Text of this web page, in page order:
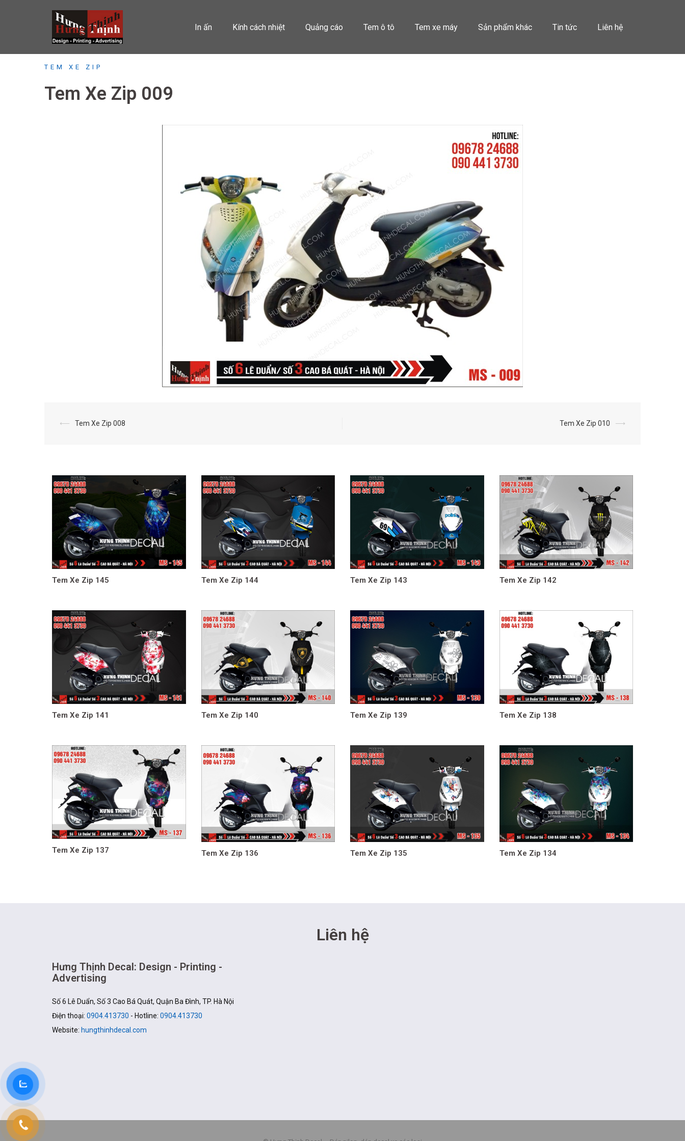
In ấn Kính cách nhiệt Quảng cáo Tem ô tô Tem xe máy Sản phẩm khác Tin tức Liên hệ
TEM XE ZIP
Tem Xe Zip 009
Post
⟵ Tem Xe Zip 008 Tem Xe Zip 010 ⟶
Tem Xe Zip 145 Tem Xe Zip 144 Tem Xe Zip 143 Tem Xe Zip 142
Tem Xe Zip 141 Tem Xe Zip 140 Tem Xe Zip 139 Tem Xe Zip 138
Tem Xe Zip 137 Tem Xe Zip 136 Tem Xe Zip 135 Tem Xe Zip 134
Liên hệ
Hưng Thịnh Decal: Design - Printing -
Advertising
Số 6 Lê Duẩn, Số 3 Cao Bá Quát, Quận Ba Đình, TP. Hà Nội
Điện thoại: 0904.413730 - Hotline: 0904.413730
Website: hungthinhdecal.com